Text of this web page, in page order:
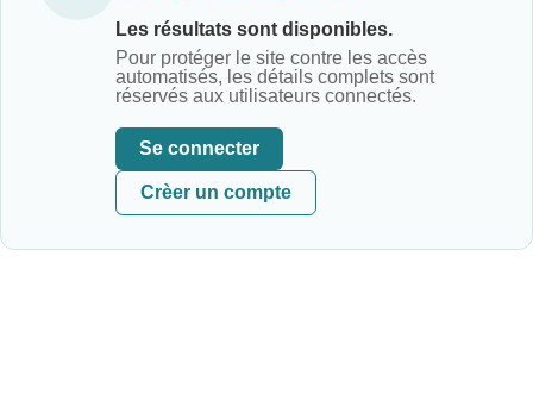
Les résultats sont disponibles.
Pour protéger le site contre les accès
automatisés, les détails complets sont
réservés aux utilisateurs connectés.
Se connecter
Crèer un compte